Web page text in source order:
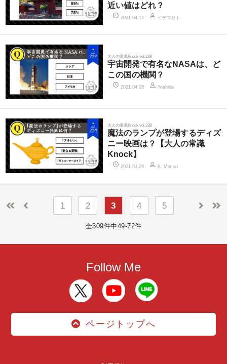
近い値はどれ？
2021.04.12 イデマサト
大人の常識Knock vol.239
宇宙開発で有名なNASAは、ど
この国の機関？
2021.04.05 Yoshida
大人の常識Knock vol.238
魔法のランプが登場するディズ
ニー映画は？【大人の常識
Knock】
2021.03.29 K. Mimori
1 2 3 4 5
全309件中49-72件
Follow Me
ページトップへ